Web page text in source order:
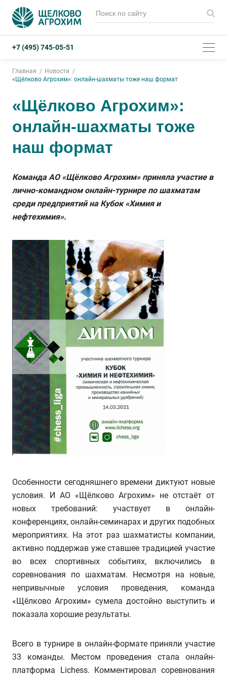
+7 (495) 745-05-51
Главная
Новости
«Щёлково Агрохим»: онлайн-шахматы тоже наш формат
«Щёлково Агрохим»:
онлайн-шахматы тоже
наш формат
Команда АО «Щёлково Агрохим» приняла участие в
лично-командном онлайн-турнире по шахматам
среди предприятий на Кубок «Химия и
нефтехимия».
Особенности сегодняшнего времени диктуют новые
условия. И АО «Щёлково Агрохим» не отстаёт от
новых требований: участвует в онлайн-
конференциях, онлайн-семинарах и других подобных
мероприятиях. На этот раз шахматисты компании,
активно поддержав уже ставшее традицией участие
во всех спортивных событиях, включились в
соревнования по шахматам. Несмотря на новые,
непривычные условия проведения, команда
«Щёлково Агрохим» сумела достойно выступить и
показала хорошие результаты.
Всего в турнире в онлайн-формате приняли участие
33 команды. Местом проведения стала онлайн-
платформа Lichess. Комментировал соревнования